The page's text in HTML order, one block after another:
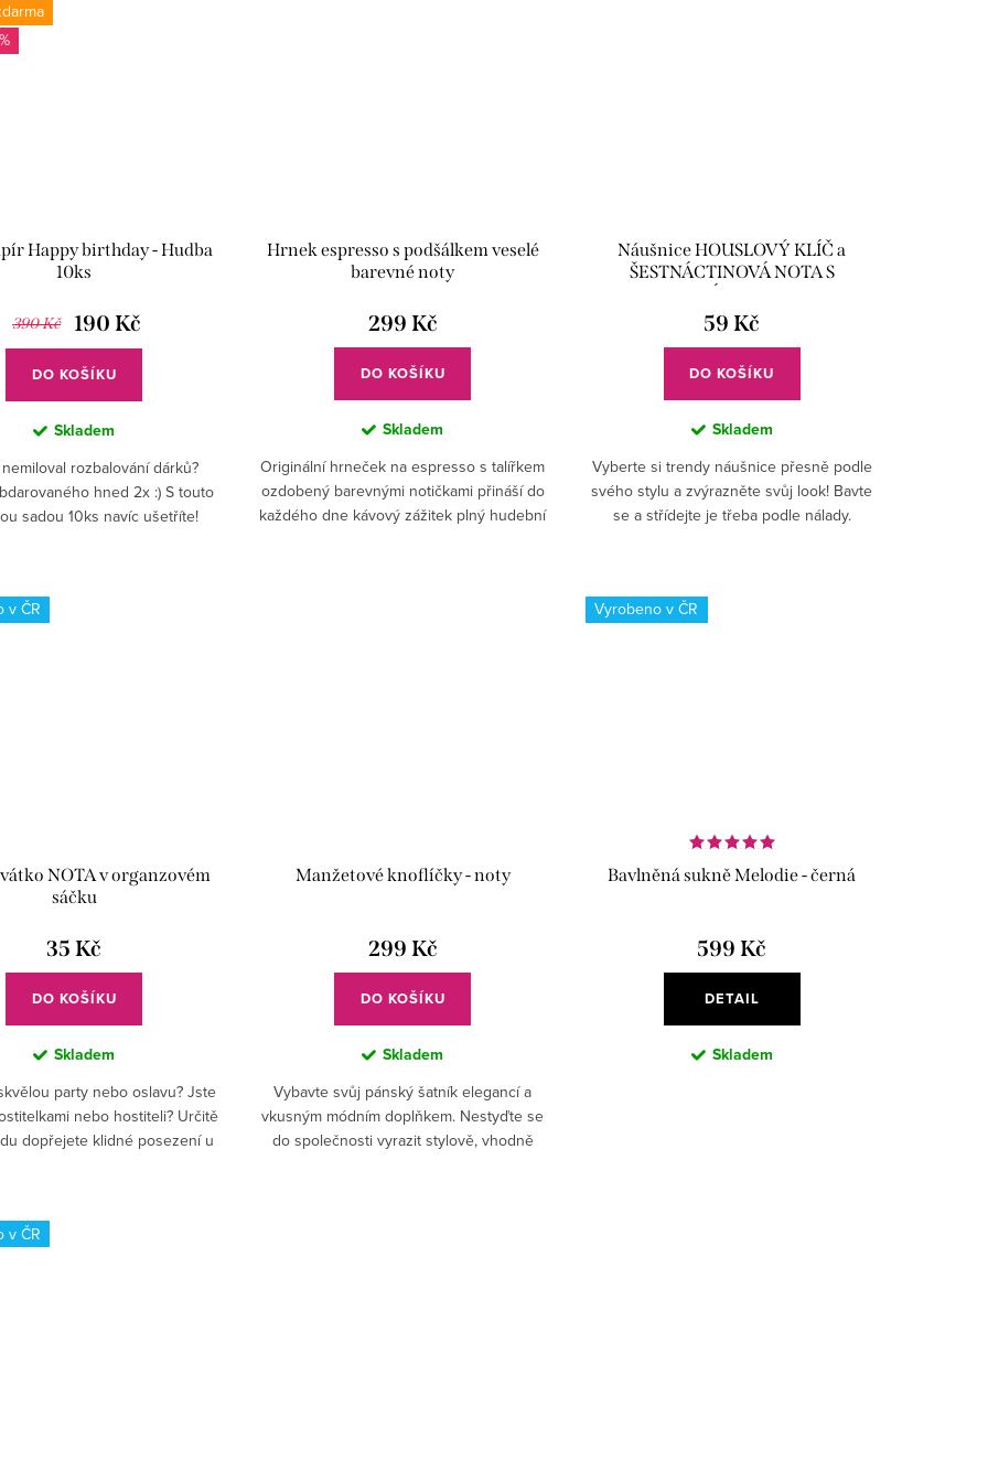
Happy birthday - Hudba
10ks
390 Kč 190 Kč
DO KOŠÍKU
Skladem
rozbalování dárků?
hned 2x :) S touto
sadou 10ks navíc ušetříte!
Hrnek espresso s podšálkem veselé
barevné noty
299 Kč
DO KOŠÍKU
Skladem
Originální hrneček na espresso s talířkem
ozdobený barevnými notičkami přináší do
každého dne kávový zážitek plný hudební
Náušnice HOUSLOVÝ KLÍČ a
ŠESTNÁCTINOVÁ NOTA S
59 Kč
DO KOŠÍKU
Skladem
Vyberte si trendy náušnice přesně podle
svého stylu a zvýrazněte svůj look! Bavte
se a střídejte je třeba podle nálady.
v ČR
NOTA v organzovém
sáčku
35 Kč
DO KOŠÍKU
Skladem
party nebo oslavu? Jste
nebo hostiteli? Určitě
dopřejete klidné posezení u
Manžetové knoflíčky - noty
299 Kč
DO KOŠÍKU
Skladem
Vybavte svůj pánský šatník elegancí a
vkusným módním doplňkem. Nestyďte se
do společnosti vyrazit stylově, vhodně
Vyrobeno v ČR
Bavlněná sukně Melodie - černá
599 Kč
DETAIL
Skladem
v ČR